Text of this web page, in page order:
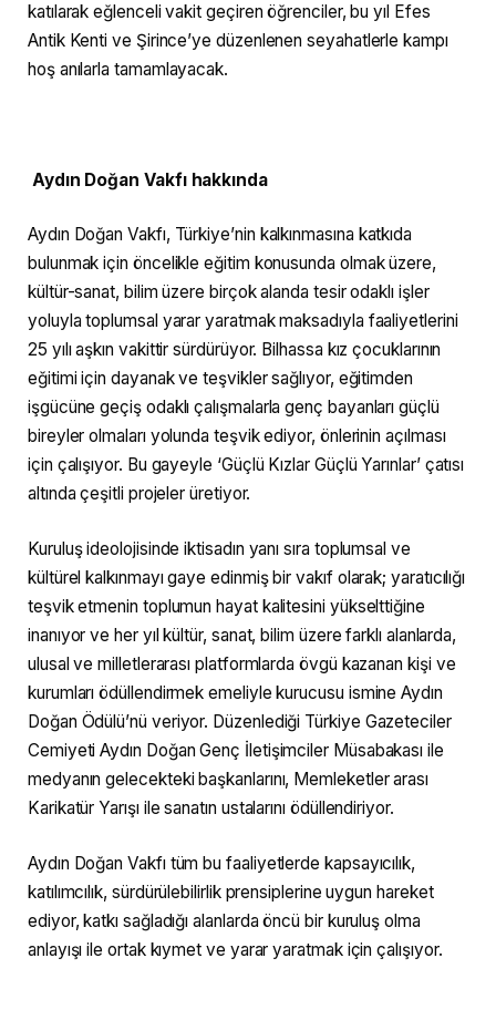
katılarak eğlenceli vakit geçiren öğrenciler, bu yıl Efes
Antik Kenti ve Şirince’ye düzenlenen seyahatlerle kampı
hoş anılarla tamamlayacak.
Aydın Doğan Vakfı hakkında
Aydın Doğan Vakfı, Türkiye’nin kalkınmasına katkıda
bulunmak için öncelikle eğitim konusunda olmak üzere,
kültür-sanat, bilim üzere birçok alanda tesir odaklı işler
yoluyla toplumsal yarar yaratmak maksadıyla faaliyetlerini
25 yılı aşkın vakittir sürdürüyor. Bilhassa kız çocuklarının
eğitimi için dayanak ve teşvikler sağlıyor, eğitimden
işgücüne geçiş odaklı çalışmalarla genç bayanları güçlü
bireyler olmaları yolunda teşvik ediyor, önlerinin açılması
için çalışıyor. Bu gayeyle ‘Güçlü Kızlar Güçlü Yarınlar’ çatısı
altında çeşitli projeler üretiyor.
Kuruluş ideolojisinde iktisadın yanı sıra toplumsal ve
kültürel kalkınmayı gaye edinmiş bir vakıf olarak; yaratıcılığı
teşvik etmenin toplumun hayat kalitesini yükselttiğine
inanıyor ve her yıl kültür, sanat, bilim üzere farklı alanlarda,
ulusal ve milletlerarası platformlarda övgü kazanan kişi ve
kurumları ödüllendirmek emeliyle kurucusu ismine Aydın
Doğan Ödülü’nü veriyor. Düzenlediği Türkiye Gazeteciler
Cemiyeti Aydın Doğan Genç İletişimciler Müsabakası ile
medyanın gelecekteki başkanlarını, Memleketler arası
Karikatür Yarışı ile sanatın ustalarını ödüllendiriyor.
Aydın Doğan Vakfı tüm bu faaliyetlerde kapsayıcılık,
katılımcılık, sürdürülebilirlik prensiplerine uygun hareket
ediyor, katkı sağladığı alanlarda öncü bir kuruluş olma
anlayışı ile ortak kıymet ve yarar yaratmak için çalışıyor.